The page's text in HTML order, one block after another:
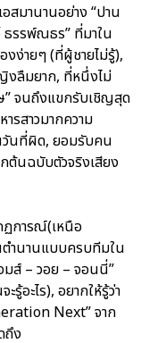
สมานานอย่าง “ปาน
รรพ์ณธร” ที่มาใน
งง่ายๆ (ที่ผู้ชายไม่รู้),
งลืมยาก, ที่หนึ่งไม่
” จนถึงแขกรับเชิญสุด
รสาวมากความ
วันที่ผิด, ยอมรับคน
กต้นฉบับตัวจริงเสียง
ฏการณ์(เหนือ
ำนานแบบครบทีมใน
มส์ – วอย – จอนนี่”
รู้อะไร), อยากให้รู้ว่า
Next” จาก
ถึง